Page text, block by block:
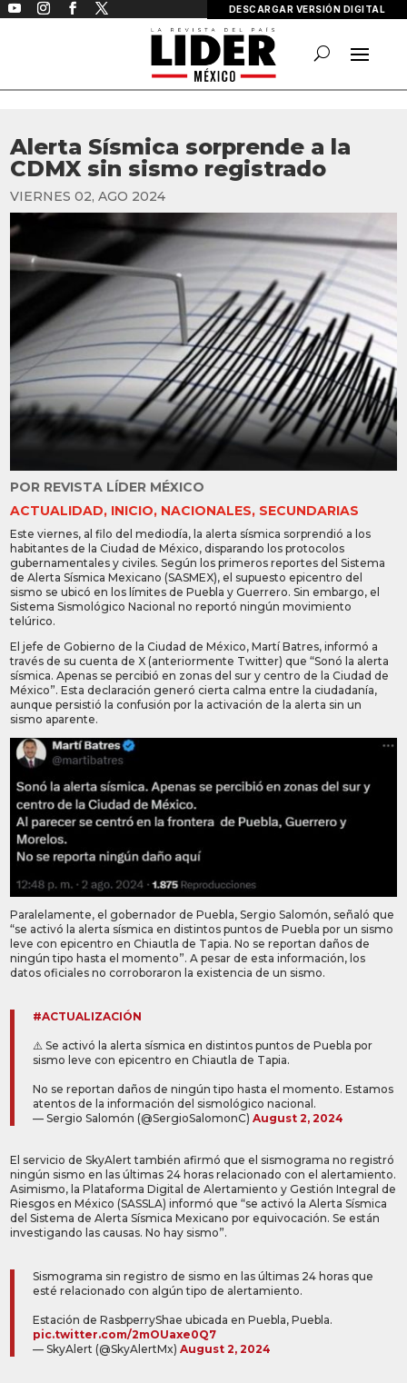
DESCARGAR VERSIÓN DIGITAL
Alerta Sísmica sorprende a la
CDMX sin sismo registrado
VIERNES 02, AGO 2024
POR REVISTA LÍDER MÉXICO
ACTUALIDAD, INICIO, NACIONALES, SECUNDARIAS
Este viernes, al filo del mediodía, la alerta sísmica sorprendió a los
habitantes de la Ciudad de México, disparando los protocolos
gubernamentales y civiles. Según los primeros reportes del Sistema
de Alerta Sísmica Mexicano (SASMEX), el supuesto epicentro del
sismo se ubicó en los límites de Puebla y Guerrero. Sin embargo, el
Sistema Sismológico Nacional no reportó ningún movimiento
telúrico.
El jefe de Gobierno de la Ciudad de México, Martí Batres, informó a
través de su cuenta de X (anteriormente Twitter) que “Sonó la alerta
sísmica. Apenas se percibió en zonas del sur y centro de la Ciudad de
México”. Esta declaración generó cierta calma entre la ciudadanía,
aunque persistió la confusión por la activación de la alerta sin un
sismo aparente.
Paralelamente, el gobernador de Puebla, Sergio Salomón, señaló que
“se activó la alerta sísmica en distintos puntos de Puebla por un sismo
leve con epicentro en Chiautla de Tapia. No se reportan daños de
ningún tipo hasta el momento”. A pesar de esta información, los
datos oficiales no corroboraron la existencia de un sismo.
#ACTUALIZACIÓN
⚠️ Se activó la alerta sísmica en distintos puntos de Puebla por
sismo leve con epicentro en Chiautla de Tapia.
No se reportan daños de ningún tipo hasta el momento. Estamos
atentos de la información del sismológico nacional.
— Sergio Salomón (@SergioSalomonC)August 2, 2024
El servicio de SkyAlert también afirmó que el sismograma no registró
ningún sismo en las últimas 24 horas relacionado con el alertamiento.
Asimismo, la Plataforma Digital de Alertamiento y Gestión Integral de
Riesgos en México (SASSLA) informó que “se activó la Alerta Sísmica
del Sistema de Alerta Sísmica Mexicano por equivocación. Se están
investigando las causas. No hay sismo”.
Sismograma sin registro de sismo en las últimas 24 horas que
esté relacionado con algún tipo de alertamiento.
Estación de RasbperryShae ubicada en Puebla, Puebla.
pic.twitter.com/2mOUaxe0Q7
— SkyAlert (@SkyAlertMx)August 2, 2024